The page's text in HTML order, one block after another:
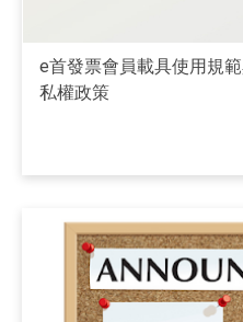
e首發票會員載具使用規
私權政策